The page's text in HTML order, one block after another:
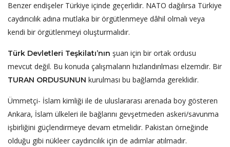
Benzer endişeler Türkiye içinde geçerlidir. NATO dağılırsa Türkiye
caydırıcılık adına mutlaka bir örgütlenmeye dâhil olmalı veya
kendi bir örgütlenmeyi oluşturmalıdır.
Türk Devletleri Teşkilatı’nın şuan için bir ortak ordusu
mevcut değil. Bu konuda çalışmaların hızlandırılması elzemdir. Bir
TURAN ORDUSUNUN kurulması bu bağlamda gereklidir.
Ümmetçi- İslam kimliği ile de uluslararası arenada boy gösteren
Ankara, İslam ülkeleri ile bağlarını gevşetmeden askeri/savunma
işbirliğini güçlendirmeye devam etmelidir. Pakistan örneğinde
olduğu gibi nükleer caydırıcılık için de adımlar atılmadır.